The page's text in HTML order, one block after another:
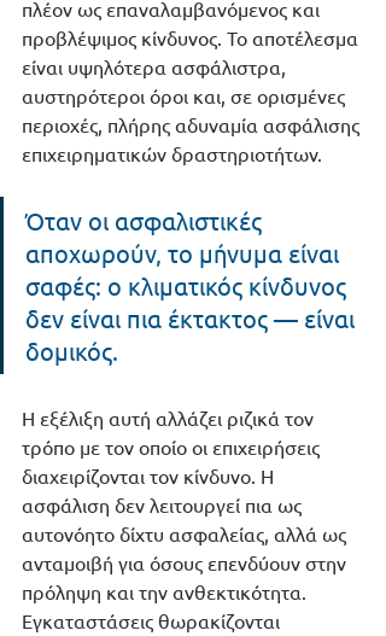
πλέον ως επαναλαμβανόμενος και
προβλέψιμος κίνδυνος. Το αποτέλεσμα
είναι υψηλότερα ασφάλιστρα,
αυστηρότεροι όροι και, σε ορισμένες
περιοχές, πλήρης αδυναμία ασφάλισης
επιχειρηματικών δραστηριοτήτων.
Όταν οι ασφαλιστικές
αποχωρούν, το μήνυμα είναι
σαφές: ο κλιματικός κίνδυνος
δεν είναι πια έκτακτος — είναι
δομικός.
Η εξέλιξη αυτή αλλάζει ριζικά τον
τρόπο με τον οποίο οι επιχειρήσεις
διαχειρίζονται τον κίνδυνο. Η
ασφάλιση δεν λειτουργεί πια ως
αυτονόητο δίχτυ ασφαλείας, αλλά ως
ανταμοιβή για όσους επενδύουν στην
πρόληψη και την ανθεκτικότητα.
Εγκαταστάσεις θωρακίζονται